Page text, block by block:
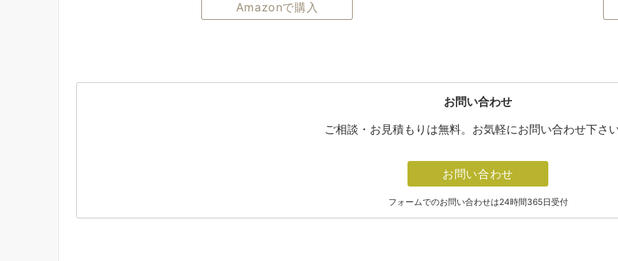
Amazonで購入
お問い合わせ
ご相談・お見積もりは無料。お気軽にお問い合わせ下さい
お問い合わせ
フォームでのお問い合わせは24時間365日受付